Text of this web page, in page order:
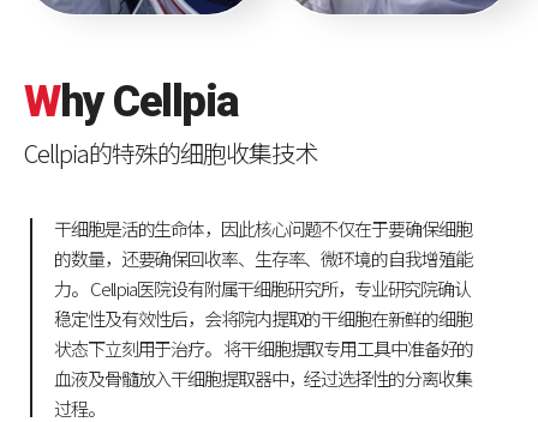
WhyCellpia
Cellpia的特殊的细胞收集技术
干细胞是活的生命体，因此核心问题不仅在于要确保细胞
的数量，还要确保回收率、生存率、微环境的自我增殖能
力。 Cellpia医院设有附属干细胞研究所，专业研究院确认
稳定性及有效性后，会将院内提取的干细胞在新鲜的细胞
状态下立刻用于治疗。 将干细胞提取专用工具中准备好的
血液及骨髓放入干细胞提取器中，经过选择性的分离收集
过程。